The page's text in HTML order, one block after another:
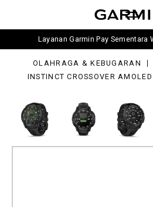
Layanan Garmin Pay Sementara
OLAHRAGA & KEBUGARAN
INSTINCT CROSSOVER